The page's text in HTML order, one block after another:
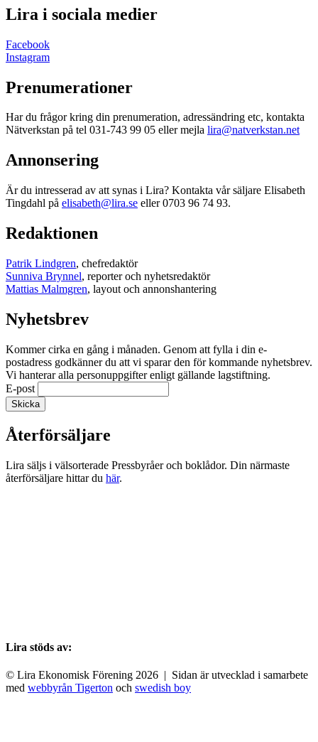
Lira i sociala medier
Facebook
Instagram
Prenumerationer
Har du frågor kring din prenumeration, adressändring etc, kontakta
Nätverkstan på tel 031-743 99 05 eller mejla lira@natverkstan.net
Annonsering
Är du intresserad av att synas i Lira? Kontakta vår säljare Elisabeth
Tingdahl på elisabeth@lira.se eller 0703 96 74 93.
Redaktionen
Patrik Lindgren, chefredaktör
Sunniva Brynnel, reporter och nyhetsredaktör
Mattias Malmgren, layout och annonshantering
Nyhetsbrev
Kommer cirka en gång i månaden. Genom att fylla i din e-
postadress godkänner du att vi sparar den för kommande nyhetsbrev.
Vi hanterar alla personuppgifter enligt gällande lagstiftning.
E-post
Återförsäljare
Lira säljs i välsorterade Pressbyråer och boklådor. Din närmaste
återförsäljare hittar du här.
Lira stöds av:
© Lira Ekonomisk Förening 2026 | Sidan är utvecklad i samarbete
med webbyrån Tigerton och swedish boy